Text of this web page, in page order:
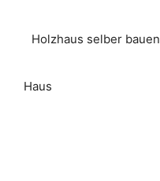
Holzhaus selber bauen
Haus